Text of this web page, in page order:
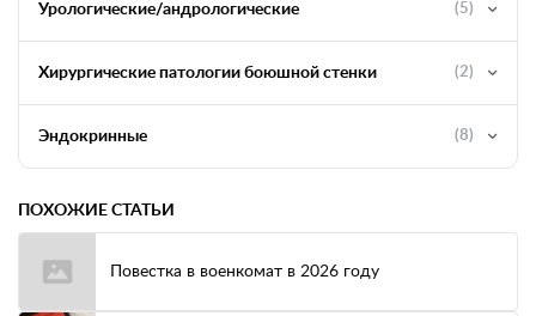
Урологические/андрологические (5)
Хирургические патологии боюшной стенки (2)
Эндокринные (8)
ПОХОЖИЕ СТАТЬИ
Повестка в военкомат в 2026 году